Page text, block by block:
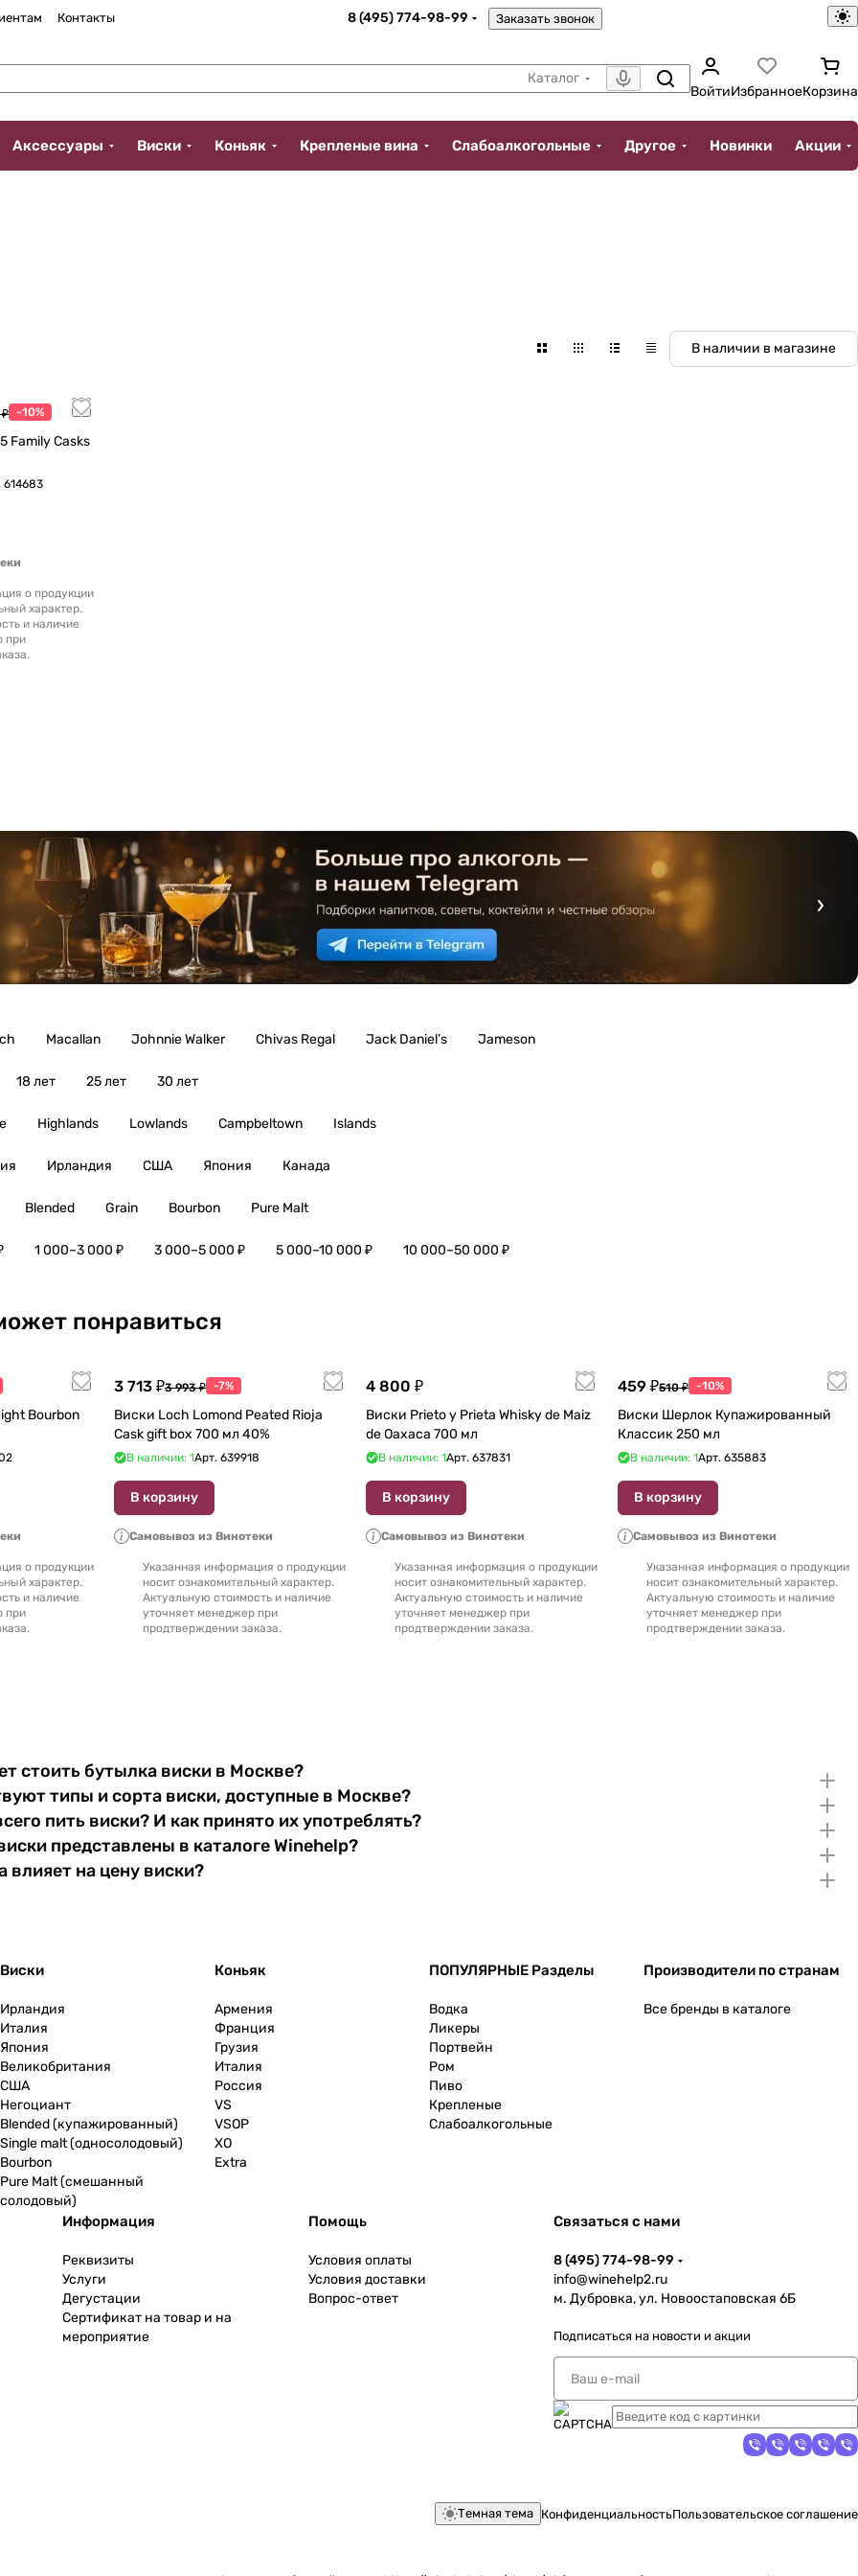
Контакты 8 (495) 774-98-99 Заказать звонок
Каталог
ВойтиИзбранноеКорзина
Аксессуары Виски Коньяк Крепленые вина Слабоалкогольные Другое Новинки Акции
В наличии в магазине
-10%
Family Casks
614683
о продукции
характер.
и наличие
при
Macallan Johnnie Walker Chivas Regal Jack Daniel’s Jameson
18 лет 25 лет 30 лет
Highlands Lowlands Campbeltown Islands
Ирландия США Япония Канада
Blended Grain Bourbon Pure Malt
1 000–3 000 ₽ 3 000–5 000 ₽ 5 000–10 000 ₽ 10 000–50 000 ₽
понравиться
Bourbon
о продукции
характер.
и наличие
при
3 713 ₽3 993 ₽ -7%
Виски Loch Lomond Peated Rioja
Cask gift box 700 мл 40%
В наличии: 1Арт. 639918
В корзину
Самовывоз из Винотеки
Указанная информация о продукции
носит ознакомительный характер.
Актуальную стоимость и наличие
уточняет менеджер при
продтверждении заказа.
4 800 ₽
Виски Prieto y Prieta Whisky de Maiz
de Oaxaca 700 мл
В наличии: 1Арт. 637831
В корзину
Самовывоз из Винотеки
Указанная информация о продукции
носит ознакомительный характер.
Актуальную стоимость и наличие
уточняет менеджер при
продтверждении заказа.
459 ₽510 ₽ -10%
Виски Шерлок Купажированный
Классик 250 мл
В наличии: 1Арт. 635883
В корзину
Самовывоз из Винотеки
Указанная информация о продукции
носит ознакомительный характер.
Актуальную стоимость и наличие
уточняет менеджер при
продтверждении заказа.
стоить бутылка виски в Москве?
типы и сорта виски, доступные в Москве?
пить виски? И как принято их употреблять?
представлены в каталоге Winehelp?
влияет на цену виски?
Виски
Ирландия
Италия
Япония
Великобритания
США
Негоциант
Blended (купажированный)
Single malt (односолодовый)
Bourbon
Pure Malt (смешанный
солодовый)
Коньяк
Армения
Франция
Грузия
Италия
Россия
VS
VSOP
XO
Extra
ПОПУЛЯРНЫЕ Разделы
Водка
Ликеры
Портвейн
Ром
Пиво
Крепленые
Слабоалкогольные
Производители по странам
Все бренды в каталоге
Информация
Реквизиты
Услуги
Дегустации
Сертификат на товар и на
мероприятие
Помощь
Условия оплаты
Условия доставки
Вопрос-ответ
Связаться с нами
8 (495) 774-98-99
info@winehelp2.ru
м. Дубровка, ул. Новоостаповская 6Б
Подписаться на новости и акции
Темная тема КонфиденциальностьПользовательское соглашение